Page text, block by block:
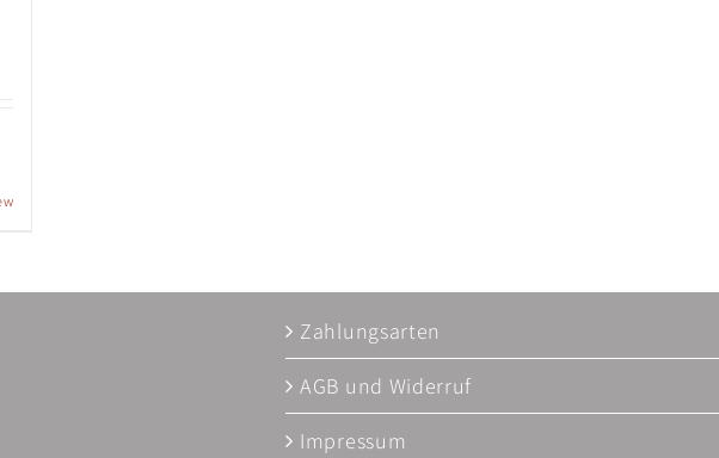
Zahlungsarten
AGB und Widerruf
Impressum